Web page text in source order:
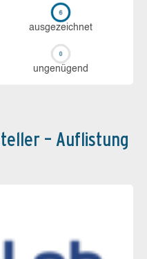
aus­ge­zeich­net
un­ge­nü­gend
– Auflistung